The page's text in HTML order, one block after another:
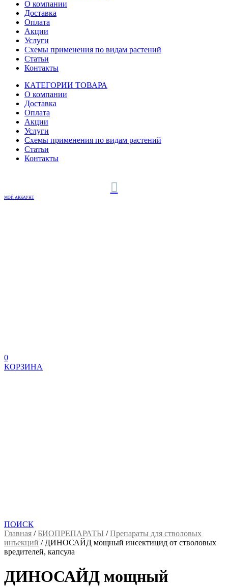
О компании
Доставка
Оплата
Акции
Услуги
Схемы применения по видам растений
Статьи
Контакты
КАТЕГОРИИ ТОВАРА
О компании
Доставка
Оплата
Акции
Услуги
Схемы применения по видам растений
Статьи
Контакты
МОЙ АККАУНТ
0
КОРЗИНА
ПОИСК
Главная /БИОПРЕПАРАТЫ /Препараты для стволовых
инъекций / ДИНОСАЙД мощный инсектицид от стволовых
вредителей, капсула
ДИНОСАЙД мощный